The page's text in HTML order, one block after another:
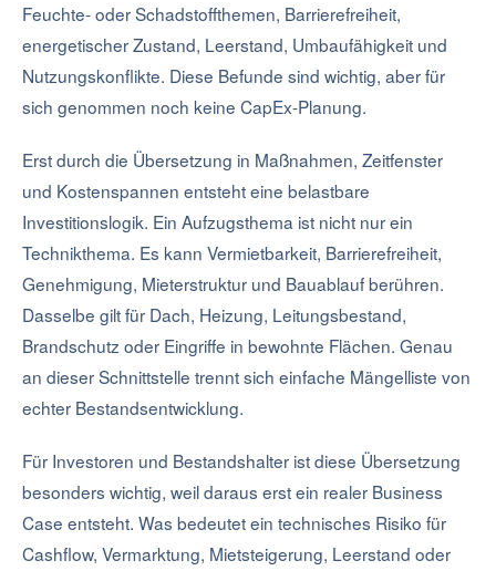
Feuchte- oder Schadstoffthemen, Barrierefreiheit,
energetischer Zustand, Leerstand, Umbaufähigkeit und
Nutzungskonflikte. Diese Befunde sind wichtig, aber für
sich genommen noch keine CapEx-Planung.
Erst durch die Übersetzung in Maßnahmen, Zeitfenster
und Kostenspannen entsteht eine belastbare
Investitionslogik. Ein Aufzugsthema ist nicht nur ein
Technikthema. Es kann Vermietbarkeit, Barrierefreiheit,
Genehmigung, Mieterstruktur und Bauablauf berühren.
Dasselbe gilt für Dach, Heizung, Leitungsbestand,
Brandschutz oder Eingriffe in bewohnte Flächen. Genau
an dieser Schnittstelle trennt sich einfache Mängelliste von
echter Bestandsentwicklung.
Für Investoren und Bestandshalter ist diese Übersetzung
besonders wichtig, weil daraus erst ein realer Business
Case entsteht. Was bedeutet ein technisches Risiko für
Cashflow, Vermarktung, Mietsteigerung, Leerstand oder